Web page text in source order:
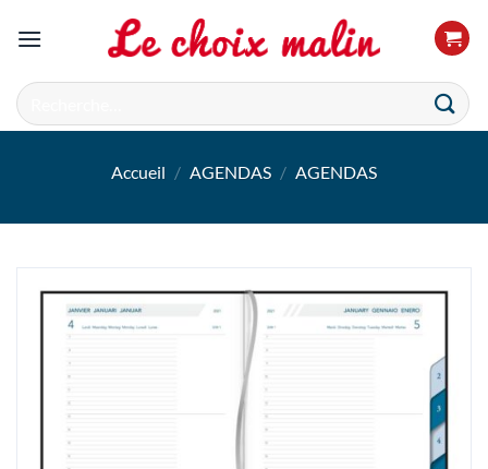
Recherche
pour :
Accueil / AGENDAS / AGENDAS